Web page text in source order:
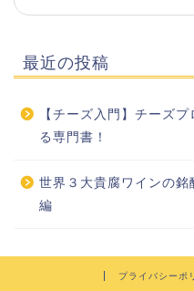
最近の投稿
【チーズ入門】チーズ
る専門書！
世界３大貴腐ワインの銘
編
プライバシーポ